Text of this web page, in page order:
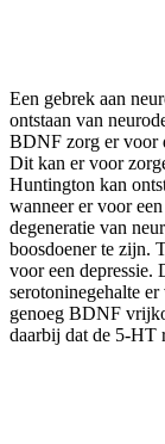
Een gebrek aan
ontstaan van
BDNF zorg er voor
Dit kan er voor
Huntington kan
wanneer er voor
degeneratie van
boosdoener te zijn.
voor een depressie.
serotoninegehalte
genoeg BDNF
daarbij dat de 5-HT